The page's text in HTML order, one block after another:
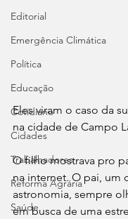
Editorial
Emergência Climática
Política
Educação
Cotidiano
Cidades
Trabalhadores
Reforma Agrária
Saúde
Eles viram o caso da
na cidade de Campo
O filho mostrava pro
na internet. O pai, um
astronomia, sempre
em busca de uma